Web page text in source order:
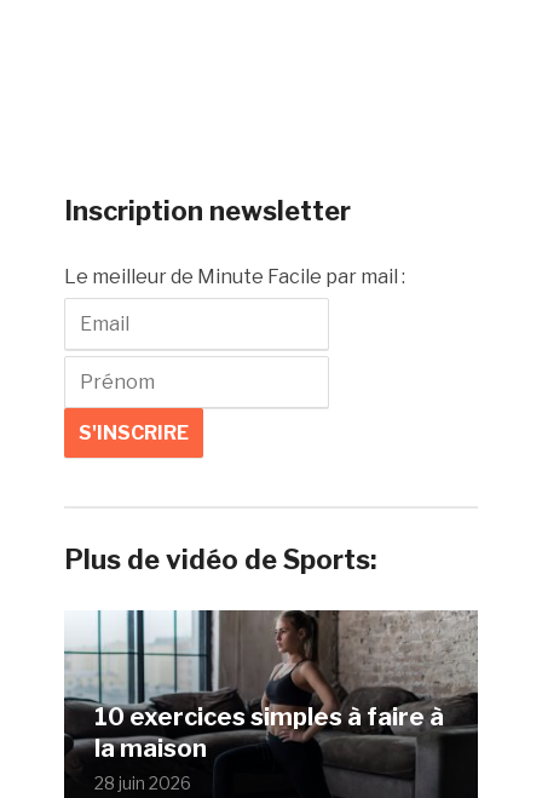
Inscription newsletter
Le meilleur de Minute Facile par mail :
Plus de vidéo de Sports:
10 exercices simples à faire à
la maison
28 juin 2026